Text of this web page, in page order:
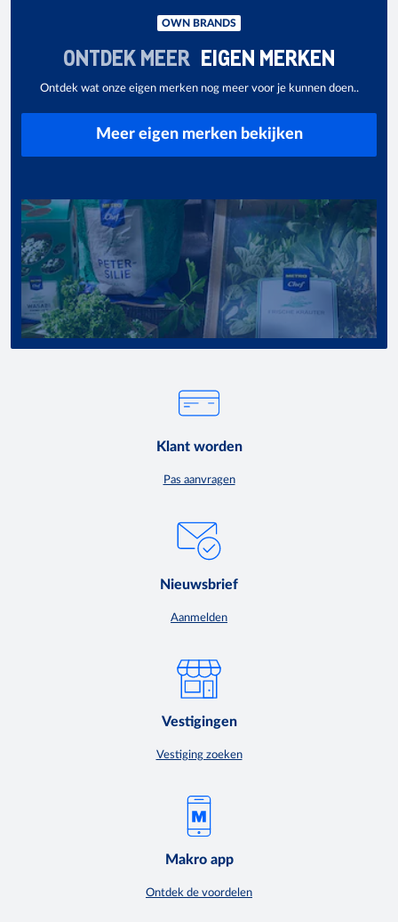
OWN BRANDS
ONTDEK MEER EIGEN MERKEN
Ontdek wat onze eigen merken nog meer voor je kunnen doen..
Meer eigen merken bekijken
Klant worden
Pas aanvragen
Nieuwsbrief
Aanmelden
Vestigingen
Vestiging zoeken
Makro app
Ontdek de voordelen